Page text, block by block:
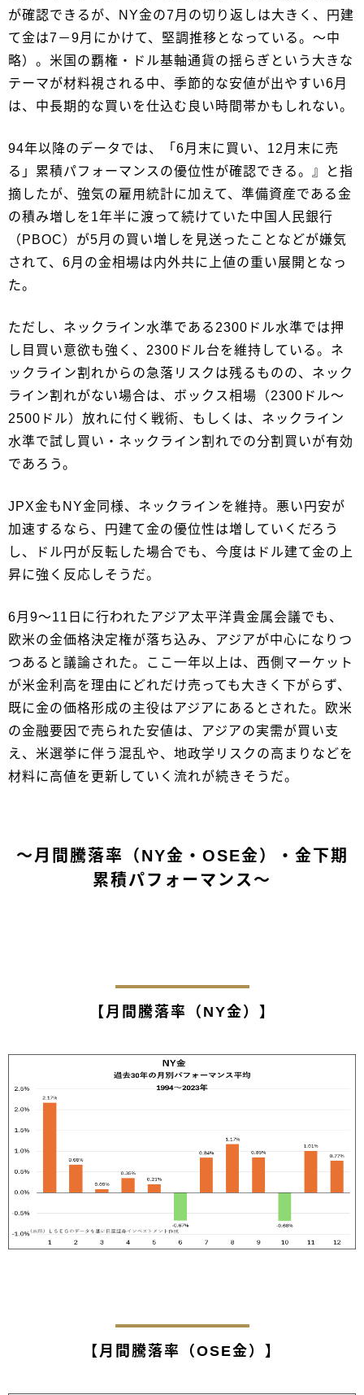
が確認できるが、NY金の7月の切り返しは大きく、円建
て金は7－9月にかけて、堅調推移となっている。～中
略）。米国の覇権・ドル基軸通貨の揺らぎという大きな
テーマが材料視される中、季節的な安値が出やすい6月
は、中長期的な買いを仕込む良い時間帯かもしれない。
94年以降のデータでは、「6月末に買い、12月末に売
る」累積パフォーマンスの優位性が確認できる。』と指
摘したが、強気の雇用統計に加えて、準備資産である金
の積み増しを1年半に渡って続けていた中国人民銀行
（PBOC）が5月の買い増しを見送ったことなどが嫌気
されて、6月の金相場は内外共に上値の重い展開となっ
た。
ただし、ネックライン水準である2300ドル水準では押
し目買い意欲も強く、2300ドル台を維持している。ネ
ックライン割れからの急落リスクは残るものの、ネック
ライン割れがない場合は、ボックス相場（2300ドル～
2500ドル）放れに付く戦術、もしくは、ネックライン
水準で試し買い・ネックライン割れでの分割買いが有効
であろう。
JPX金もNY金同様、ネックラインを維持。悪い円安が
加速するなら、円建て金の優位性は増していくだろう
し、ドル円が反転した場合でも、今度はドル建て金の上
昇に強く反応しそうだ。
6月9～11日に行われたアジア太平洋貴金属会議でも、
欧米の金価格決定権が落ち込み、アジアが中心になりつ
つあると議論された。ここ一年以上は、西側マーケット
が米金利高を理由にどれだけ売っても大きく下がらず、
既に金の価格形成の主役はアジアにあるとされた。欧米
の金融要因で売られた安値は、アジアの実需が買い支
え、米選挙に伴う混乱や、地政学リスクの高まりなどを
材料に高値を更新していく流れが続きそうだ。
～月間騰落率（NY金・OSE金）・金下期
累積パフォーマンス～
【月間騰落率（NY金）】
【月間騰落率（OSE金）】